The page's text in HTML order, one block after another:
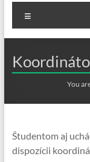
You
Študentom aj
dispozícii